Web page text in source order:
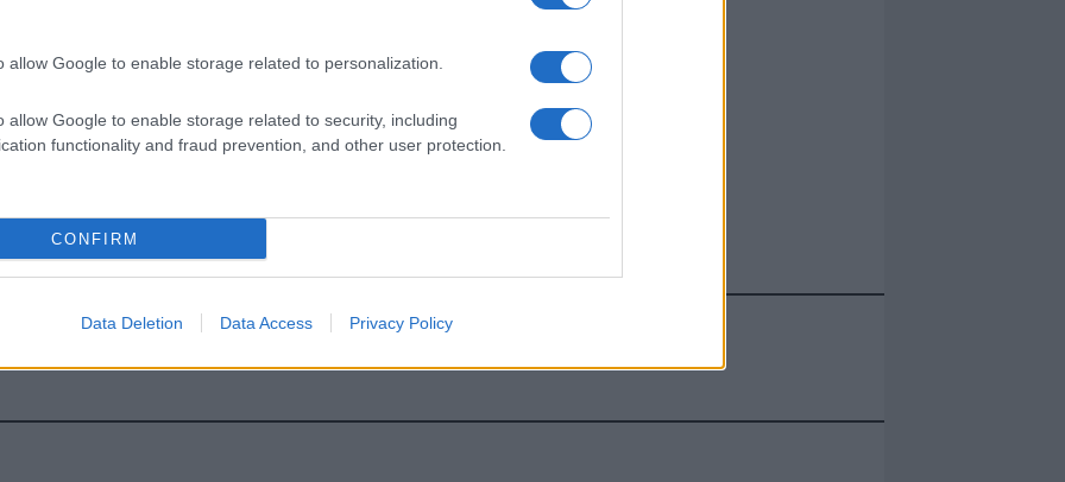
allow Google to enable storage related to personalization.
allow Google to enable storage related to security, including
functionality and fraud prevention, and other user protection.
CONFIRM
Data Deletion Data Access Privacy Policy